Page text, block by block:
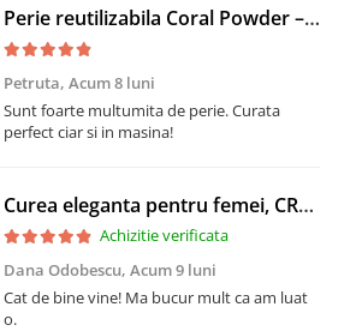
Perie reutilizabila Coral Powder – inlaturare par animale, scame si netezire
Petruta, Acum 8 luni
Sunt foarte multumita de perie. Curata
perfect ciar si in masina!
Curea eleganta pentru femei, CRM, cu detaliu decorativ cu cristale, aurie, elastica
Achizitie verificata
Dana Odobescu, Acum 9 luni
Cat de bine vine! Ma bucur mult ca am luat
o.